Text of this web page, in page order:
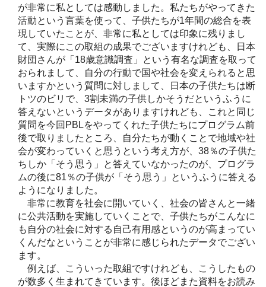
が非常に私としては感動しました。私たちがやってきた
活動という言葉を使って、子供たちが1年間の総合を表
現していたことが、非常に私としては印象に残りまし
て、実際にこの取組の成果でございますけれども、日本
財団さんが「18歳意識調査」という有名な調査を取って
おられまして、自分の行動で国や社会を変えられると思
いますかという質問に対しまして、日本の子供たちは断
トツのビリで、3割未満の子供しかそうだというふうに
答えないというデータがありますけれども、これと同じ
質問を今回PBLをやってくれた子供たちにプログラム前
後で取りましたところ、自分たちが動くことで地域や社
会が変わっていくと思うという考え方が、38％の子供た
ちしか「そう思う」と答えていなかったのが、プログラ
ムの後に81％の子供が「そう思う」というふうに答える
ようになりました。
非常に教育を社会に開いていく、社会の皆さんと一緒
に公共活動を実施していくことで、子供たちがこんなに
も自分の社会に対する自己有用感というのが高まってい
くんだなということが非常に感じられたデータでござい
ます。
例えば、こういった取組ですけれども、こうしたもの
が数多く生まれてきています。後ほどまた資料をお読み